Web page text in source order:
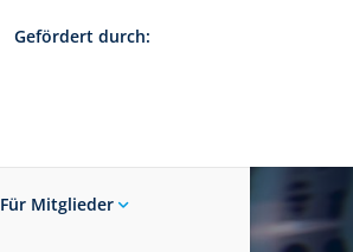
Gefördert durch:
Für Mitglieder